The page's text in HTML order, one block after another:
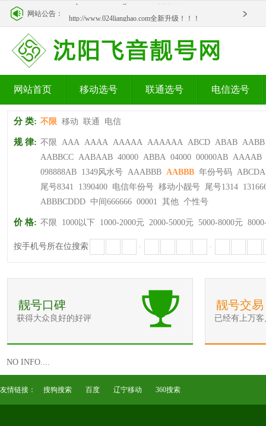
网站公告：
网站首页 移动选号 联通选号 电信选号
分 类: 不限 移动 联通 电信
规 律: 不限 AAA AAAA AAAAA AAAAAA ABCD ABAB AABB
AABBCC AABAAB 40000 ABBA 04000 00000AB AAAAB
098888AB 1349风水号 AAABBB AABBB 年份号码
尾号8341
1390400 电信年份号 移动小靓号 尾号1314
ABBBCDDD 中间666666 00001 其他 个性号
价 格: 不限 1000以下 1000-2000元 2000-5000元 5000-8000元
按手机号所在位搜索 - -
靓号口碑
获得大众良好的好评
靓号交易
已经有上万
NO INFO....
友情链接： 搜狗搜索 百度 辽宁移动 360搜索